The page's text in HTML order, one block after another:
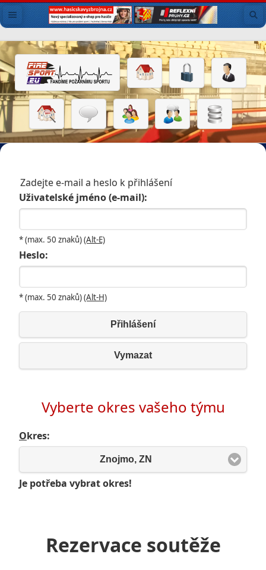
Zadejte e-mail a heslo k přihlášení
Uživatelské jméno (e-mail):
* (max. 50 znaků)(Alt-E)
Heslo:
* (max. 50 znaků)(Alt-H)
Přihlášení
Vymazat
Vyberte okres vašeho týmu
Okres:
Znojmo, ZN
Je potřeba vybrat okres!
Rezervace soutěže